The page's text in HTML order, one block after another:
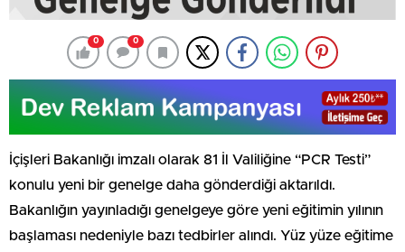
0 0
İçişleri Bakanlığı imzalı olarak 81 İl Valiliğine “PCR Testi”
konulu yeni bir genelge daha gönderdiği aktarıldı.
Bakanlığın yayınladığı genelgeye göre yeni eğitimin yılının
başlaması nedeniyle bazı tedbirler alındı. Yüz yüze eğitime